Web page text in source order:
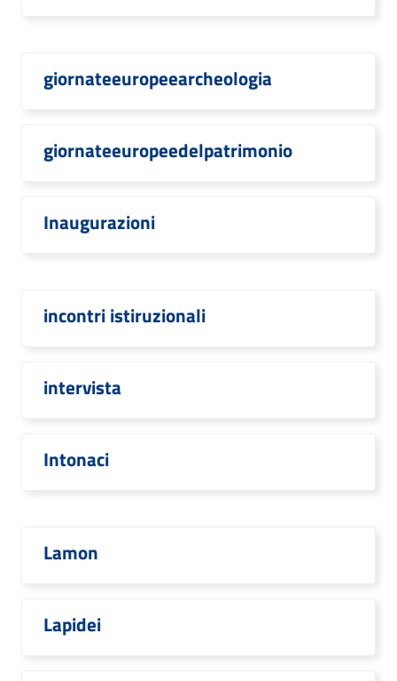
giornateeuropeearcheologia
giornateeuropeedelpatrimonio
Inaugurazioni
incontri istiruzionali
intervista
Intonaci
Lamon
Lapidei